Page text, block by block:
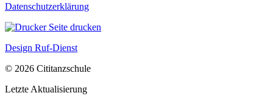
Datenschutzerklärung
Seite drucken
Design Ruf-Dienst
© 2026 Cititanzschule
Letzte Aktualisierung